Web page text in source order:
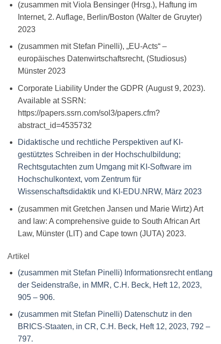
(zusammen mit Viola Bensinger (Hrsg.), Haftung im
Internet, 2. Auflage, Berlin/Boston (Walter de Gruyter)
2023
(zusammen mit Stefan Pinelli), „EU-Acts“ –
europäisches Datenwirtschaftsrecht, (Studiosus)
Münster 2023
Corporate Liability Under the GDPR (August 9, 2023).
Available at SSRN:
https://papers.ssrn.com/sol3/papers.cfm?
abstract_id=4535732
Didaktische und rechtliche Perspektiven auf KI-
gestütztes Schreiben in der Hochschulbildung;
Rechtsgutachten zum Umgang mit KI-Software im
Hochschulkontext, vom Zentrum für
Wissenschaftsdidaktik und KI-EDU.NRW, März 2023
(zusammen mit Gretchen Jansen und Marie Wirtz) Art
and law: A comprehensive guide to South African Art
Law, Münster (LIT) and Cape town (JUTA) 2023.
Artikel
(zusammen mit Stefan Pinelli) Informationsrecht entlang
der Seidenstraße, in MMR, C.H. Beck, Heft 12, 2023,
905 – 906.
(zusammen mit Stefan Pinelli) Datenschutz in den
BRICS-Staaten, in CR, C.H. Beck, Heft 12, 2023, 792 –
797.